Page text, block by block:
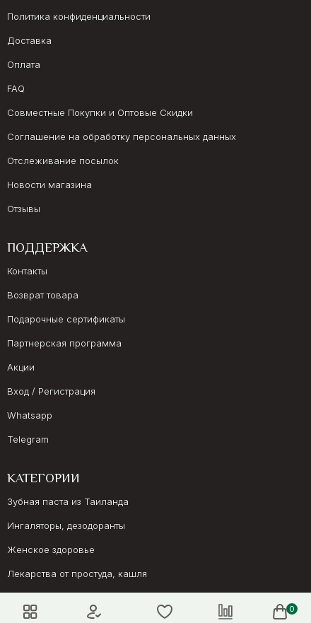
0
Политика конфиденциальности
Доставка
Оплата
FAQ
Совместные Покупки и Оптовые Скидки
Соглашение на обработку персональных данных
Отслеживание посылок
Новости магазина
Отзывы
ПОДДЕРЖКА
Контакты
Возврат товара
Подарочные сертификаты
Партнерская программа
Акции
Вход / Регистрация
Whatsapp
Telegram
КАТЕГОРИИ
Зубная паста из Таиланда
Ингаляторы, дезодоранты
Женское здоровье
Лекарства от простуда, кашля